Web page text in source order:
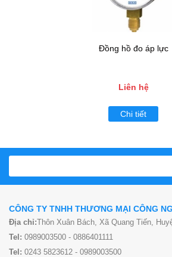
Đồng hồ đo áp lực
Liên hệ
Chi tiết
CÔNG TY TNHH THƯƠNG MẠI CÔNG
Địa chỉ:Thôn Xuân Bách, Xã Quang Tiến,
Tel: 0989003500 - 0886401111
Tel: 0243 5823612 - 0989003500